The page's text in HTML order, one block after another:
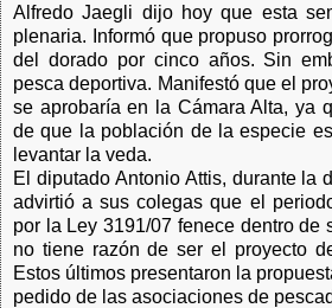
Alfredo Jaegli dijo hoy que esta
plenaria. Informó que propuso
del dorado por cinco años. Sin
pesca deportiva. Manifestó que el
se aprobaría en la Cámara Alta, ya
de que la población de la especie
levantar la veda.
El diputado Antonio Attis, durante la
advirtió a sus colegas que el
por la Ley 3191/07 fenece dentro de
no tiene razón de ser el proyecto
Estos últimos presentaron la
pedido de las asociaciones de